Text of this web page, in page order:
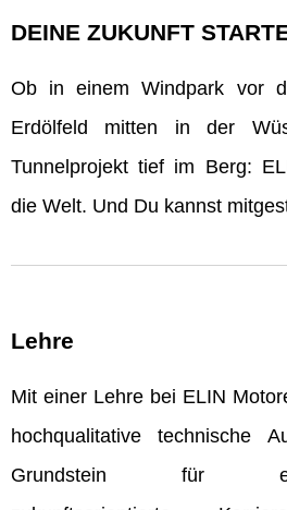
DEINE ZUKUNFT
Ob in einem Windpark vor
Erdölfeld mitten in der
Tunnelprojekt tief im Berg:
die Welt. Und Du kannst
Lehre
Mit einer Lehre bei ELIN
hochqualitative technische
Grundstein für